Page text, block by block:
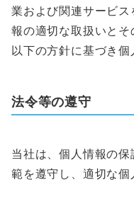
業および関連サービ
報の適切な取扱いとそ
以下の方針に基づき個
法令等の遵守
当社は、個人情報の
範を遵守し、適切な個